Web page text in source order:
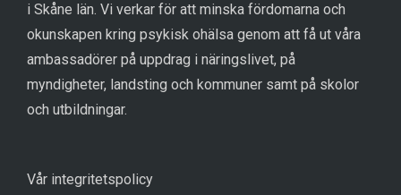
i Skåne län. Vi verkar för att minska fördomarna och
okunskapen kring psykisk ohälsa genom att få ut våra
ambassadörer på uppdrag i näringslivet, på
myndigheter, landsting och kommuner samt på skolor
och utbildningar.
Vår integritetspolicy